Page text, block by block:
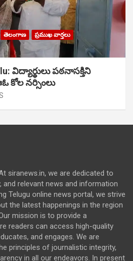
తెలంగాణ
ప్రముఖ వార్తలు
విద్యార్థులు పఠ‌నాసక్తిని
కోల నర్సింలు
siranews.in, we are dedicated to
and relevant news and information
Telugu online news portal, we strive
the latest happenings in the region
mission is to provide a
readers can access high-quality
and engages. We are
principles of journalistic integrity,
in all our endeavors. In present